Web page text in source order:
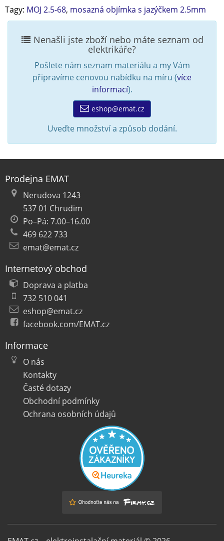
Tagy: MOJ 2.5-68, mosazná objímka s jazýčkem 2.5mm
Nenašli jste zboží nebo máte seznam od
elektrikáře?
Pošlete nám seznam materiálu a my Vám
připravíme cenovou nabídku na míru (více
informací).
eshop@emat.cz
Uveďte množství a způsob dodání.
Prodejna EMAT
Nerudova 1243
537 01 Chrudim
Po–Pá: 7.00–16.00
469 622 733
emat@emat.cz
Internetový obchod
Doprava a platba
732 510 041
eshop@emat.cz
facebook.com/EMAT.cz
Informace
O nás
Kontakty
Časté dotazy
Obchodní podmínky
Ochrana osobních údajů